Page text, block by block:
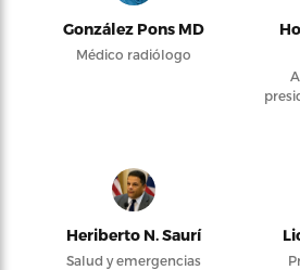
González Pons MD
Médico radiólogo
Heriberto N. Saurí
Salud y emergencias